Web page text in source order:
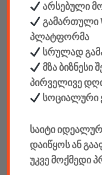
E-mobility
კომპიუტერები
ტელეფონები &
არსებული
პლატფორმა
სრულად
მზა ბიზნესი
პირველივე
სოციალური
საიტი
დაიწყოს ან
უკვე მოქმედი